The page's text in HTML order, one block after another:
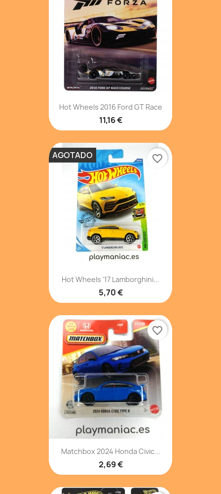
Hot Wheels 2016 Ford GT Race
11,16 €
Hot Wheels '17 Lamborghini...
5,70 €
AGOTADO favorite_border
Matchbox 2024 Honda Civic...
2,69 €
favorite_border